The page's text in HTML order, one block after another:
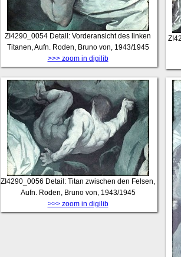
ZI4290_0054 Detail: Vorderansicht des linken
Titanen, Aufn. Roden, Bruno von, 1943/1945
>>> zoom in digilib
ZI4290_0056 Detail: Titan zwischen den Felsen,
Aufn. Roden, Bruno von, 1943/1945
>>> zoom in digilib